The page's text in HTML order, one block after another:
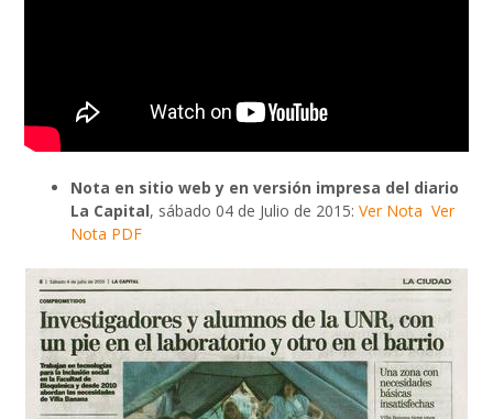
Nota en sitio web y en versión impresa del diario
La Capital, sábado 04 de Julio de 2015: Ver Nota Ver
Nota PDF